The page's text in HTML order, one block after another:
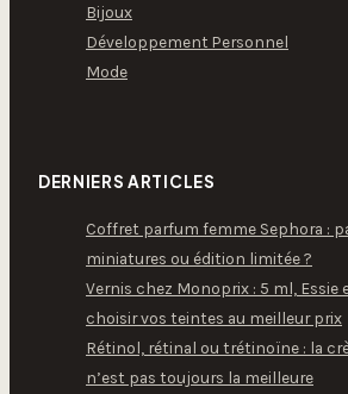
Bijoux
Développement Personnel
Mode
DERNIERS ARTICLES
Coffret parfum femme Sephora :
miniatures ou édition limitée ?
Vernis chez Monoprix : 5 ml, Essie
choisir vos teintes au meilleur prix
Rétinol, rétinal ou trétinoïne : la
n’est pas toujours la meilleure